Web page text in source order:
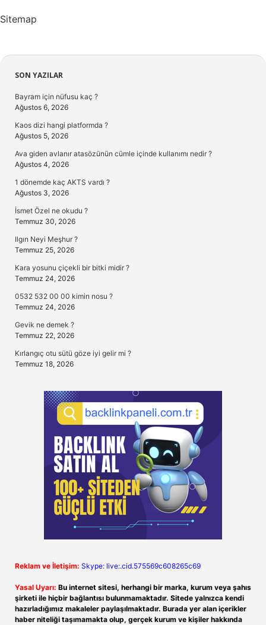
Sitemap
Sidebar
SON YAZILAR
Bayram için nüfusu kaç ?
Ağustos 6, 2026
Kaos dizi hangi platformda ?
Ağustos 5, 2026
Ava giden avlanır atasözünün cümle içinde kullanımı nedir ?
Ağustos 4, 2026
1 dönemde kaç AKTS vardı ?
Ağustos 3, 2026
İsmet Özel ne okudu ?
Temmuz 30, 2026
Ilgın Neyi Meşhur ?
Temmuz 25, 2026
Kara yosunu çiçekli bir bitki midir ?
Temmuz 24, 2026
0532 532 00 00 kimin nosu ?
Temmuz 24, 2026
Gevik ne demek ?
Temmuz 22, 2026
Kırlangıç otu sütü göze iyi gelir mi ?
Temmuz 18, 2026
Reklam ve İletişim: Skype: live:.cid.575569c608265c69
Yasal Uyarı: Bu internet sitesi, herhangi bir marka, kurum veya şahıs
şirketi ile hiçbir bağlantısı bulunmamaktadır. Sitede yalnızca kendi
hazırladığımız makaleler paylaşılmaktadır. Burada yer alan içerikler
haber niteliği taşımamakta olup, gerçek kurum ve kişiler hakkında